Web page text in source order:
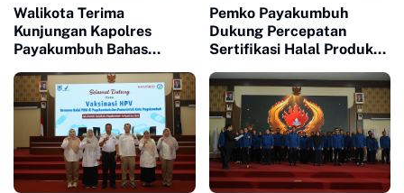
Walikota Terima
Kunjungan Kapolres
Payakumbuh Bahas
Hankamtibmas
Pemko Payakumbuh
Dukung Percepatan
Sertifikasi Halal Produk